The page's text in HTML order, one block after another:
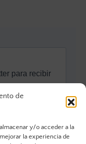
de
y/o acceder a la
la experiencia de